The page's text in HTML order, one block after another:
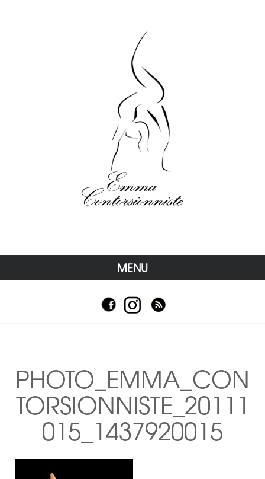
MENU
PHOTO_EMMA_CON
TORSIONNISTE_20111
015_1437920015